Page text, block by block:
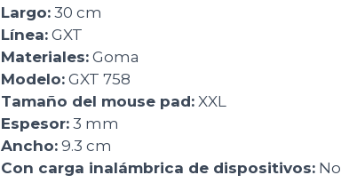
Largo:30 cm
Línea:GXT
Materiales:Goma
Modelo:GXT 758
Tamaño del mouse pad:XXL
Espesor:3 mm
Ancho:9.3 cm
Con carga inalámbrica de dispositivos:No